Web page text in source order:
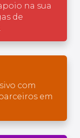
na sua
de
com
em